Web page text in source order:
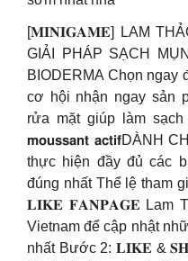
[𝐌𝐈𝐍𝐈𝐆𝐀𝐌𝐄] LAM
GIẢI PHÁP SẠCH
BIODERMA Chọn ngay
cơ hội nhận ngay sản
rửa mặt giúp làm sạch
𝗺𝗼𝘂𝘀𝘀𝗮𝗻𝘁 𝗮𝗰𝘁𝗶𝗳DÀNH
thực hiện đầy đủ các
đúng nhất Thể lệ tham
𝐋𝐈𝐊𝐄 𝐅𝐀𝐍𝐏𝐀𝐆𝐄 Lam
Vietnam để cập nhật
nhất Bước 2: 𝐋𝐈𝐊𝐄 &